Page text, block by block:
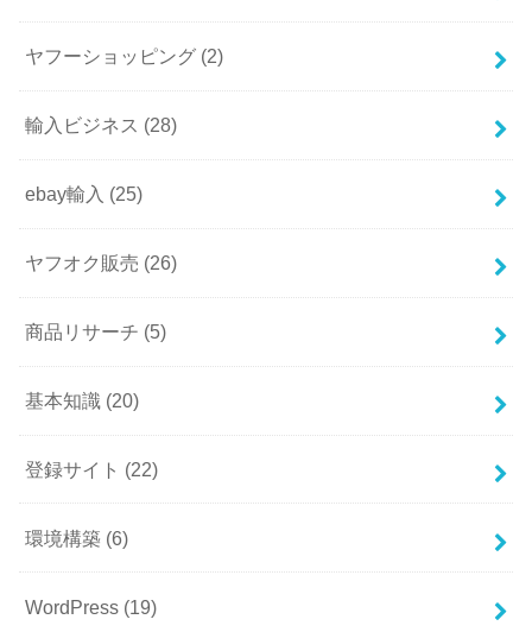
ヤフーショッピング (2)
輸入ビジネス (28)
ebay輸入 (25)
ヤフオク販売 (26)
商品リサーチ (5)
基本知識 (20)
登録サイト (22)
環境構築 (6)
WordPress (19)